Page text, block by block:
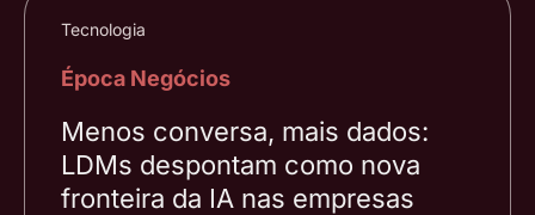
Tecnologia
Época Negócios
Menos conversa, mais dados:
LDMs despontam como nova
fronteira da IA nas empresas